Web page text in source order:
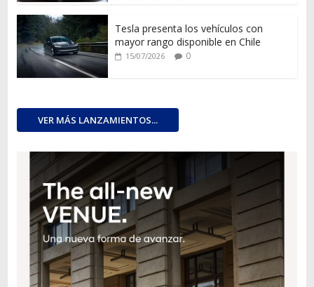
Tesla presenta los vehículos con
mayor rango disponible en Chile
15/07/2026 0
VER MÁS LANZAMIENTOS...